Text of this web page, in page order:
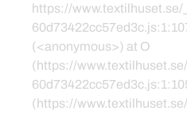
https://
(<anonymous>) at O
(https://
(https://